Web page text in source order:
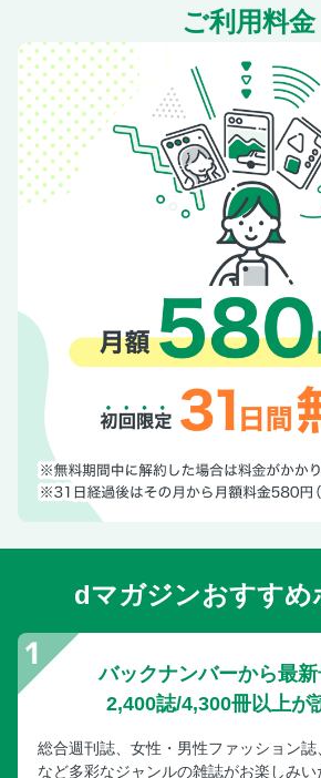
ご利用料金
dマガジンおすすめ
バックナンバーから最新
2,400誌/4,300冊以上が
総合週刊誌、女性・男性ファッション
など多彩なジャンルの雑誌がお楽しみ